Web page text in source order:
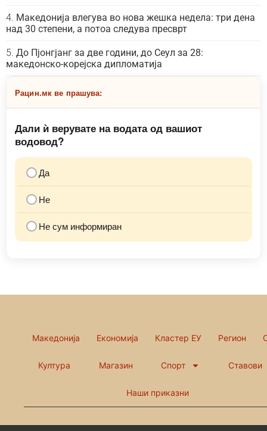
Македонија влегува во нова жешка недела: три дена
над 30 степени, а потоа следува пресврт
До Пјонгјанг за две години, до Сеул за 28:
македонско-корејска дипломатија
Рацин.мк ве прашува:
Дали ѝ верувате на водата од вашиот
водовод?
Да
Не
Не сум информиран
Македонија Економија Кластер ЕУ Регион
Култура Магазин Спорт Ставови
Наши приказни